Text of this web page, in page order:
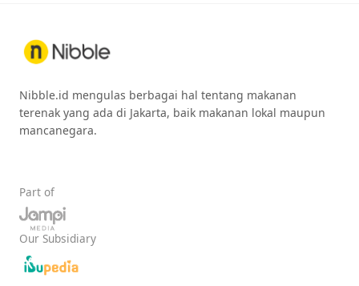
Nibble.id mengulas berbagai hal tentang makanan
terenak yang ada di Jakarta, baik makanan lokal maupun
mancanegara.
Part of
Our Subsidiary